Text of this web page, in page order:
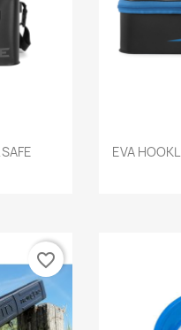

EVA
favorite_border